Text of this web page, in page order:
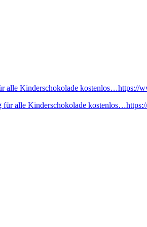
alle Kinderschokolade kostenlos…https://
für alle Kinderschokolade